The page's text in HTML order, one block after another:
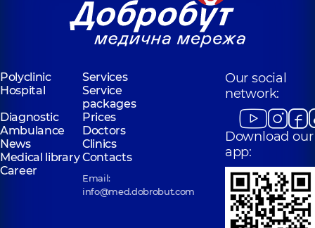
Polyclinic
Services
Hospital
Service
packages
Diagnostic
Prices
Ambulance
Doctors
News
Clinics
Medical libraryContacts
Career
Email:
info@med.dobrobut.com
Our social
network:
Download our
app: